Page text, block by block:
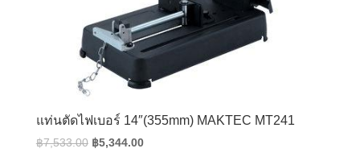
แท่นตัดไฟเบอร์ 14″(355mm) MAKTEC MT241
฿7,533.00 Original
฿5,344.00Current